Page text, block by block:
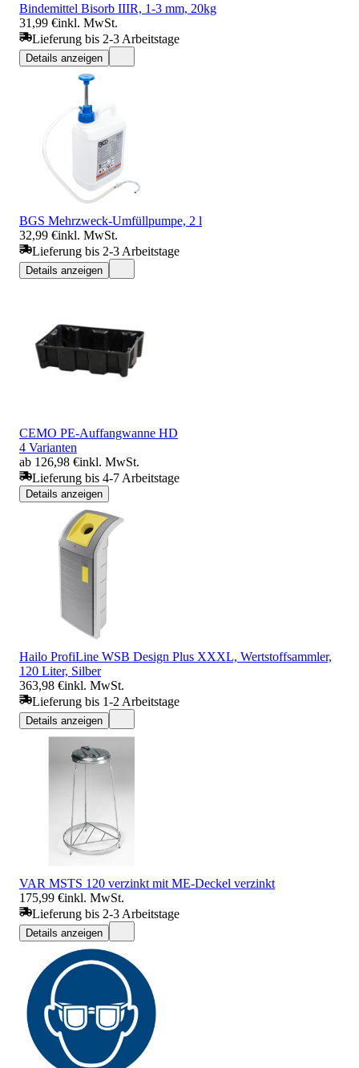
Bindemittel Bisorb IIIR, 1-3 mm, 20kg
31,99 €inkl. MwSt.
Lieferung bis 2-3 Arbeitstage
Details anzeigen
BGS Mehrzweck-Umfüllpumpe, 2 l
32,99 €inkl. MwSt.
Lieferung bis 2-3 Arbeitstage
Details anzeigen
CEMO PE-Auffangwanne HD
4 Varianten
ab 126,98 €inkl. MwSt.
Lieferung bis 4-7 Arbeitstage
Details anzeigen
Hailo ProfiLine WSB Design Plus XXXL, Wertstoffsammler,
120 Liter, Silber
363,98 €inkl. MwSt.
Lieferung bis 1-2 Arbeitstage
Details anzeigen
VAR MSTS 120 verzinkt mit ME-Deckel verzinkt
175,99 €inkl. MwSt.
Lieferung bis 2-3 Arbeitstage
Details anzeigen